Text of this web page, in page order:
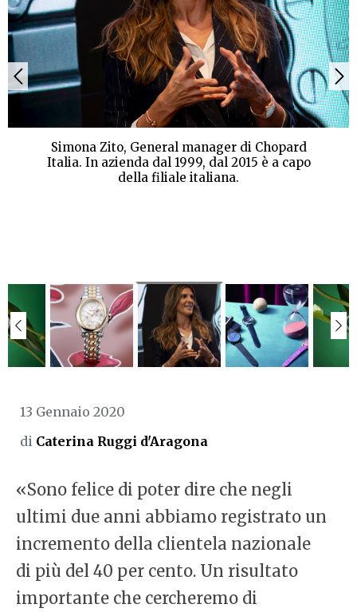
Simona Zito, General manager di Chopard
Italia. In azienda dal 1999, dal 2015 è a capo
della filiale italiana.
13 Gennaio 2020
di Caterina Ruggi d'Aragona
«Sono felice di poter dire che negli
ultimi due anni abbiamo registrato un
incremento della clientela nazionale
di più del 40 per cento. Un risultato
importante che cercheremo di